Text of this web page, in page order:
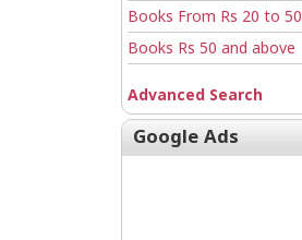
Books From Rs 20 to 50
Books Rs 50 and above
Advanced Search
Google Ads